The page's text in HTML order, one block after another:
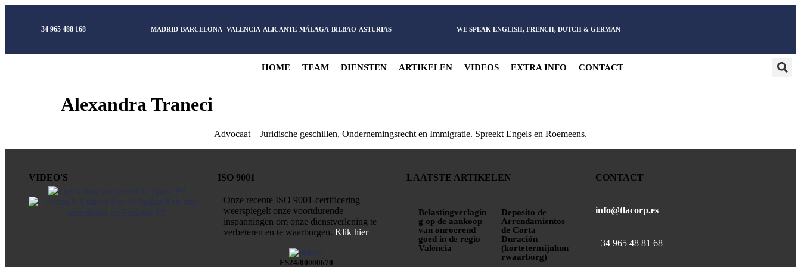
+34 965 488 168 MADRID-BARCELONA- VALENCIA-ALICANTE-MÁLAGA-BILBAO-ASTURIAS WE SPEAK ENGLISH, FRENCH, DUTCH & GERMAN
HOME TEAM DIENSTEN ARTIKELEN VIDEOS EXTRA INFO CONTACT
Alexandra Traneci
Advocaat – Juridische geschillen, Ondernemingsrecht en Immigratie. Spreekt Engels en Roemeens.
VIDEO'S ISO 9001
Onze recente ISO 9001-certificering
weerspiegelt onze voortdurende
inspanningen om onze dienstverlening te
verbeteren en te waarborgen. Klik hier
ES24/00000670
LAATSTE ARTIKELEN
Belastingverlagin
g op de aankoop
van onroerend
goed in de regio
Valencia
Deposito de
Arrendamientos
de Corta
Duración
(kortetermijnhuu
rwaarborg)
CONTACT
info@tlacorp.es
+34 965 48 81 68